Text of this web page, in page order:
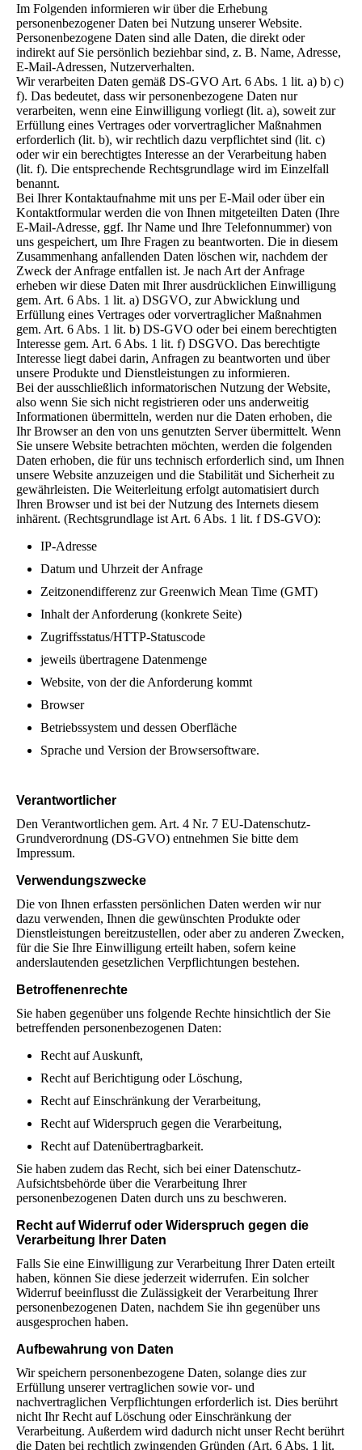
Im Folgenden informieren wir über die Erhebung
personenbezogener Daten bei Nutzung unserer Website.
Personenbezogene Daten sind alle Daten, die direkt oder
indirekt auf Sie persönlich beziehbar sind, z. B. Name, Adresse,
E-Mail-Adressen, Nutzerverhalten.
Wir verarbeiten Daten gemäß DS-GVO Art. 6 Abs. 1 lit. a) b) c)
f). Das bedeutet, dass wir personenbezogene Daten nur
verarbeiten, wenn eine Einwilligung vorliegt (lit. a), soweit zur
Erfüllung eines Vertrages oder vorvertraglicher Maßnahmen
erforderlich (lit. b), wir rechtlich dazu verpflichtet sind (lit. c)
oder wir ein berechtigtes Interesse an der Verarbeitung haben
(lit. f). Die entsprechende Rechtsgrundlage wird im Einzelfall
benannt.
Bei Ihrer Kontaktaufnahme mit uns per E-Mail oder über ein
Kontaktformular werden die von Ihnen mitgeteilten Daten (Ihre
E-Mail-Adresse, ggf. Ihr Name und Ihre Telefonnummer) von
uns gespeichert, um Ihre Fragen zu beantworten. Die in diesem
Zusammenhang anfallenden Daten löschen wir, nachdem der
Zweck der Anfrage entfallen ist. Je nach Art der Anfrage
erheben wir diese Daten mit Ihrer ausdrücklichen Einwilligung
gem. Art. 6 Abs. 1 lit. a) DSGVO, zur Abwicklung und
Erfüllung eines Vertrages oder vorvertraglicher Maßnahmen
gem. Art. 6 Abs. 1 lit. b) DS-GVO oder bei einem berechtigten
Interesse gem. Art. 6 Abs. 1 lit. f) DSGVO. Das berechtigte
Interesse liegt dabei darin, Anfragen zu beantworten und über
unsere Produkte und Dienstleistungen zu informieren.
Bei der ausschließlich informatorischen Nutzung der Website,
also wenn Sie sich nicht registrieren oder uns anderweitig
Informationen übermitteln, werden nur die Daten erhoben, die
Ihr Browser an den von uns genutzten Server übermittelt. Wenn
Sie unsere Website betrachten möchten, werden die folgenden
Daten erhoben, die für uns technisch erforderlich sind, um Ihnen
unsere Website anzuzeigen und die Stabilität und Sicherheit zu
gewährleisten. Die Weiterleitung erfolgt automatisiert durch
Ihren Browser und ist bei der Nutzung des Internets diesem
inhärent. (Rechtsgrundlage ist Art. 6 Abs. 1 lit. f DS-GVO):
IP-Adresse
Datum und Uhrzeit der Anfrage
Zeitzonendifferenz zur Greenwich Mean Time (GMT)
Inhalt der Anforderung (konkrete Seite)
Zugriffsstatus/HTTP-Statuscode
jeweils übertragene Datenmenge
Website, von der die Anforderung kommt
Browser
Betriebssystem und dessen Oberfläche
Sprache und Version der Browsersoftware.
Verantwortlicher
Den Verantwortlichen gem. Art. 4 Nr. 7 EU-Datenschutz-
Grundverordnung (DS-GVO) entnehmen Sie bitte dem
Impressum.
Verwendungszwecke
Die von Ihnen erfassten persönlichen Daten werden wir nur
dazu verwenden, Ihnen die gewünschten Produkte oder
Dienstleistungen bereitzustellen, oder aber zu anderen Zwecken,
für die Sie Ihre Einwilligung erteilt haben, sofern keine
anderslautenden gesetzlichen Verpflichtungen bestehen.
Betroffenenrechte
Sie haben gegenüber uns folgende Rechte hinsichtlich der Sie
betreffenden personenbezogenen Daten:
Recht auf Auskunft,
Recht auf Berichtigung oder Löschung,
Recht auf Einschränkung der Verarbeitung,
Recht auf Widerspruch gegen die Verarbeitung,
Recht auf Datenübertragbarkeit.
Sie haben zudem das Recht, sich bei einer Datenschutz-
Aufsichtsbehörde über die Verarbeitung Ihrer
personenbezogenen Daten durch uns zu beschweren.
Recht auf Widerruf oder Widerspruch gegen die
Verarbeitung Ihrer Daten
Falls Sie eine Einwilligung zur Verarbeitung Ihrer Daten erteilt
haben, können Sie diese jederzeit widerrufen. Ein solcher
Widerruf beeinflusst die Zulässigkeit der Verarbeitung Ihrer
personenbezogenen Daten, nachdem Sie ihn gegenüber uns
ausgesprochen haben.
Aufbewahrung von Daten
Wir speichern personenbezogene Daten, solange dies zur
Erfüllung unserer vertraglichen sowie vor- und
nachvertraglichen Verpflichtungen erforderlich ist. Dies berührt
nicht Ihr Recht auf Löschung oder Einschränkung der
Verarbeitung. Außerdem wird dadurch nicht unser Recht berührt
die Daten bei rechtlich zwingenden Gründen (Art. 6 Abs. 1 lit.